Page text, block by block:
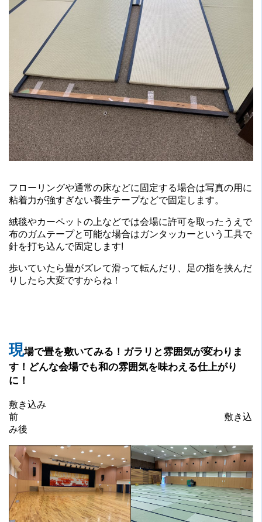
フローリングや通常の床などに固定する場合は写真の用に
粘着力が強すぎない養生テープなどで固定します。
絨毯やカーペットの上などでは会場に許可を取ったうえで
布のガムテープと可能な場合はガンタッカーという工具で
針を打ち込んで固定します!
歩いていたら畳がズレて滑って転んだり、足の指を挟んだ
りしたら大変ですからね！
現場で畳を敷いてみる ！ガラリと雰囲気が変わりま
す！どんな会場でも和の雰囲気を味わえる仕上がり
に！
敷き込み
前 敷き込
み後